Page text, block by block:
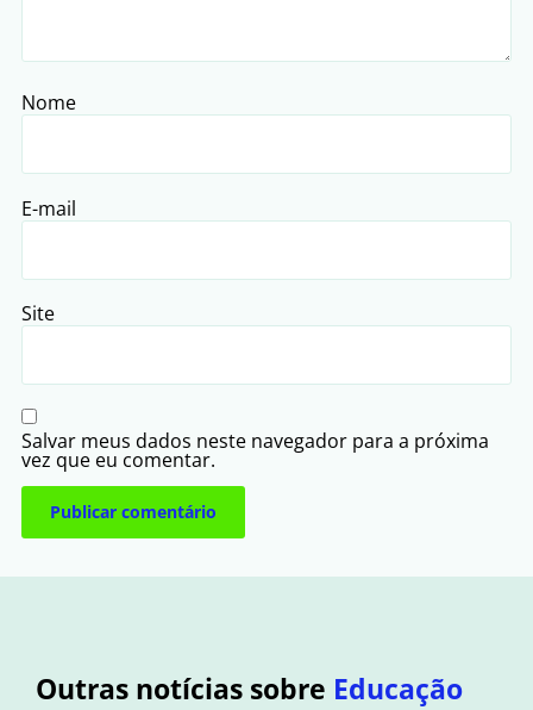
Nome
E-mail
Site
Salvar meus dados neste navegador para a próxima
vez que eu comentar.
Outras notícias sobre Educação